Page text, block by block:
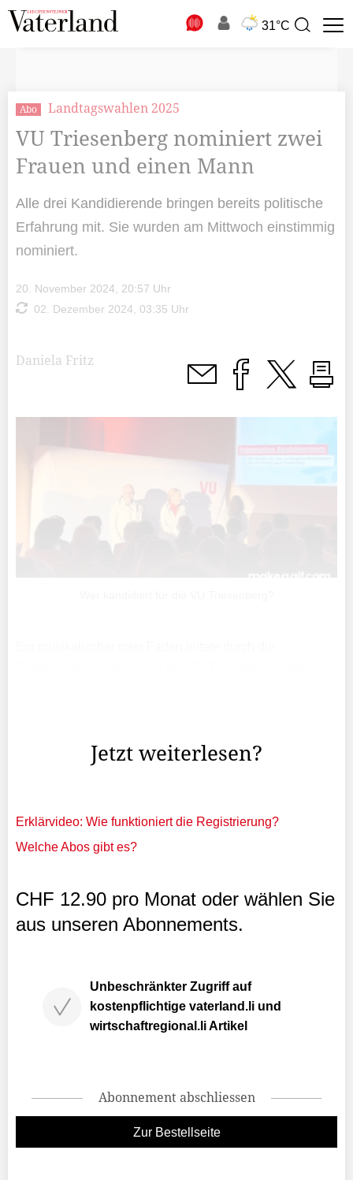
31°C
Suchbegriff
Abo Landtagswahlen 2025
VU Triesenberg nominiert zwei
Frauen und einen Mann
Alle drei Kandidierende bringen bereits politische
Erfahrung mit. Sie wurden am Mittwoch einstimmig
nominiert.
20. November 2024, 20:57 Uhr
02. Dezember 2024, 03:35 Uhr
Daniela Fritz
Jetzt weiterlesen?
Erklärvideo: Wie funktioniert die Registrierung?
Welche Abos gibt es?
CHF 12.90 pro Monat oder wählen Sie
aus unseren Abonnements.
Unbeschränkter Zugriff auf
kostenpflichtige vaterland.li und
wirtschaftregional.li Artikel
Abonnement abschliessen
Zur Bestellseite